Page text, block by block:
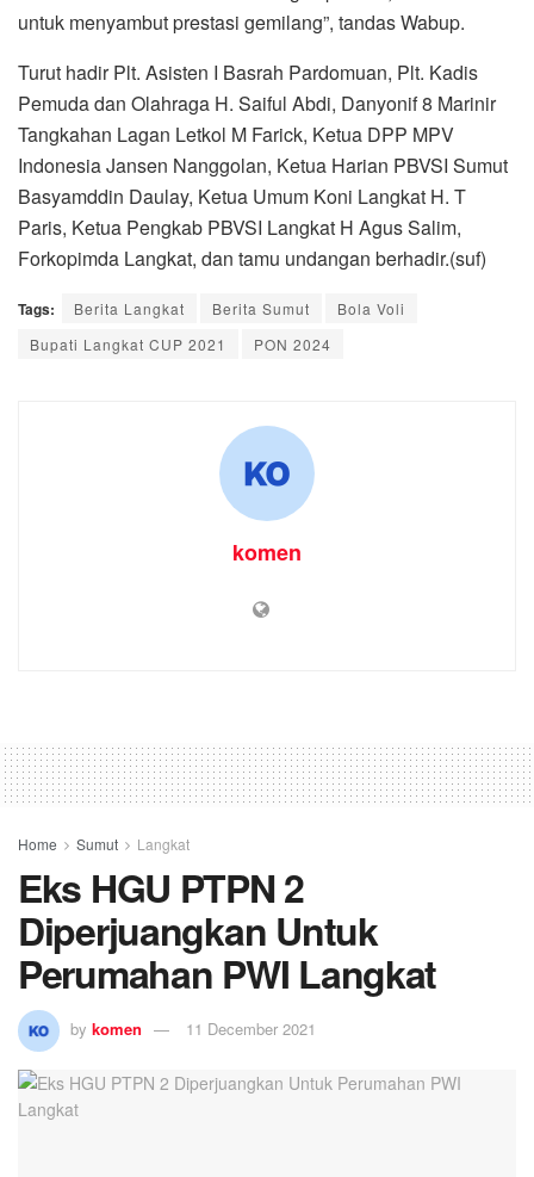
untuk menyambut prestasi gemilang”, tandas Wabup.
Turut hadir Plt. Asisten I Basrah Pardomuan, Plt. Kadis
Pemuda dan Olahraga H. Saiful Abdi, Danyonif 8 Marinir
Tangkahan Lagan Letkol M Farick, Ketua DPP MPV
Indonesia Jansen Nanggolan, Ketua Harian PBVSI Sumut
Basyamddin Daulay, Ketua Umum Koni Langkat H. T
Paris, Ketua Pengkab PBVSI Langkat H Agus Salim,
Forkopimda Langkat, dan tamu undangan berhadir.(suf)
Tags: Berita Langkat Berita Sumut
Bola Voli
Bupati Langkat CUP 2021
PON 2024
komen
Home Sumut Langkat
Eks HGU PTPN 2
Diperjuangkan Untuk
Perumahan PWI Langkat
by komen 11 December 2021